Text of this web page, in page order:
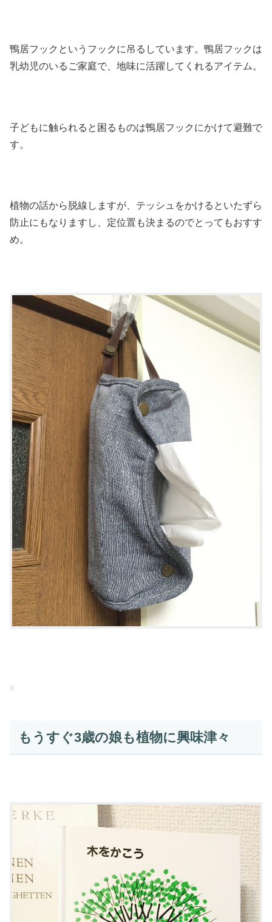
鴨居フックというフックに吊るしています。鴨居フックは
乳幼児のいるご家庭で、地味に活躍してくれるアイテム。
子どもに触られると困るものは鴨居フックにかけて避難で
す。
植物の話から脱線しますが、テッシュをかけるといたずら
防止にもなりますし、定位置も決まるのでとってもおすす
め。
もうすぐ3歳の娘も植物に興味津々